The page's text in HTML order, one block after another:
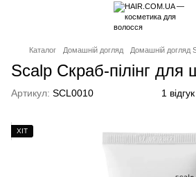
Каталог Домашній догляд Домашній догляд
Scalp Скраб-пілінг для
Артикул: SCL0010 1 відгук
ХІТ